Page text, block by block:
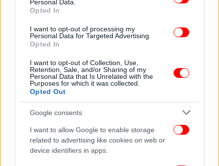
Personal Data.
Opted In
I want to opt-out of processing my
Personal Data for Targeted Advertising.
Opted In
I want to opt-out of Collection, Use,
Retention, Sale, and/or Sharing of my
Personal Data that Is Unrelated with the
Purposes for which it was collected.
Opted Out
Google consents
I want to allow Google to enable storage
related to advertising like cookies on web or
device identifiers in apps.
μακροχρόνια κρίση -Live
Μαρουσάκη για τη Μεγάλη Εβδομάδα
«Χρυσωρυχείο» τα μικρά διαμερίσματα: Είναι στην
ανά περιοχή